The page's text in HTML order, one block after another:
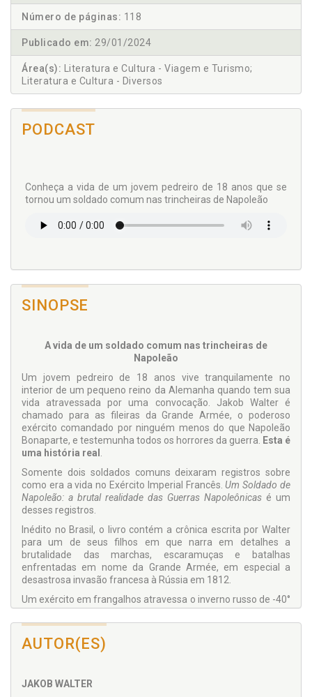
Número de páginas: 118
Publicado em: 29/01/2024
Área(s): Literatura e Cultura - Viagem e Turismo;
Literatura e Cultura - Diversos
PODCAST
Conheça a vida de um jovem pedreiro de 18 anos que se
tornou um soldado comum nas trincheiras de Napoleão
SINOPSE
A vida de um soldado comum nas trincheiras de
Napoleão
Um jovem pedreiro de 18 anos vive tranquilamente no
interior de um pequeno reino da Alemanha quando tem sua
vida atravessada por uma convocação. Jakob Walter é
chamado para as fileiras da Grande Armée, o poderoso
exército comandado por ninguém menos do que Napoleão
Bonaparte, e testemunha todos os horrores da guerra. Esta é
uma história real .
Somente dois soldados comuns deixaram registros sobre
como era a vida no Exército Imperial Francês. Um Soldado de
Napoleão: a brutal realidade das Guerras Napoleônicas é um
desses registros.
Inédito no Brasil, o livro contém a crônica escrita por Walter
para um de seus filhos em que narra em detalhes a
brutalidade das marchas, escaramuças e batalhas
enfrentadas em nome da Grande Armée, em especial a
desastrosa invasão francesa à Rússia em 1812.
Um exército em frangalhos atravessa o inverno russo de -40°
C sem água, comida e roupas adequadas. Abandonados no
meio do caminho pelo comandante, os soldados são
entregues à própria sorte e se transformam em
saqueadores cruéis capazes de matar por um punhado de
Cidades em chamas, cadáveres por todos os lados, doenças,
AUTOR(ES)
JAKOB WALTER